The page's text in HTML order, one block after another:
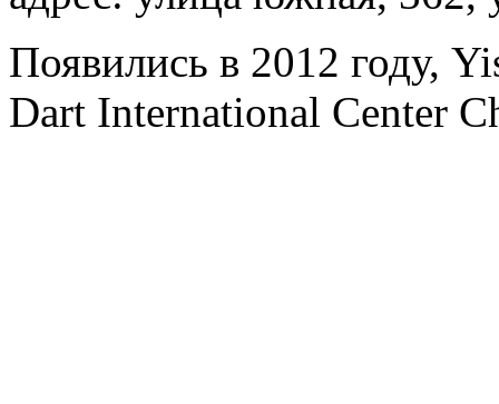
Появились в 2012 году,
Dart International Center